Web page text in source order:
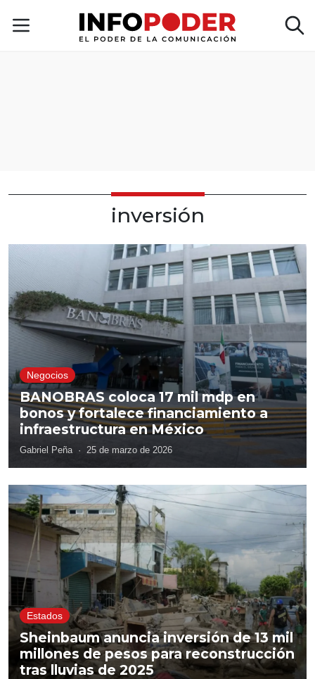
inversión
Negocios
BANOBRAS coloca 17 mil mdp en
bonos y fortalece financiamiento a
infraestructura en México
Gabriel Peña · 25 de marzo de 2026
Estados
Sheinbaum anuncia inversión de 13 mil
millones de pesos para reconstrucción
tras lluvias de 2025